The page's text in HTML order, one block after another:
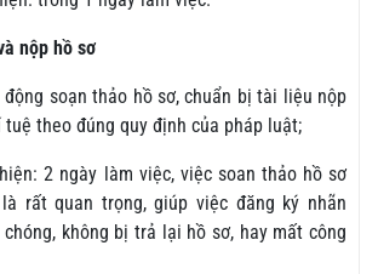
nộp hồ sơ
động soạn thảo hồ sơ, chuẩn bị tài liệu nộp
theo đúng quy định của pháp luật;
2 ngày làm việc, việc soan thảo hồ sơ
rất quan trọng, giúp việc đăng ký nhãn
không bị trả lại hồ sơ, hay mất công